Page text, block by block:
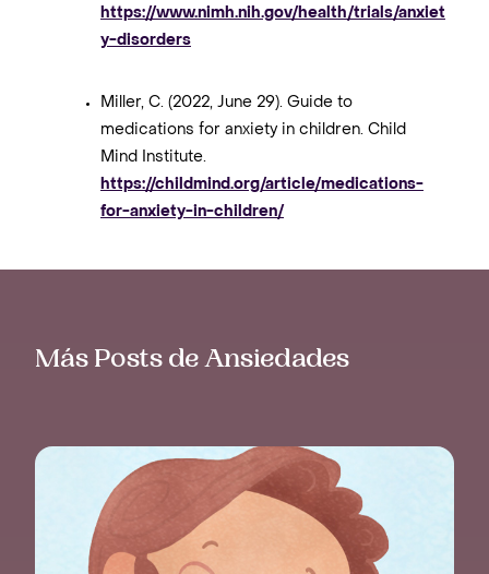
https://www.nimh.nih.gov/health/trials/anxiet
y-disorders
Miller, C. (2022, June 29). Guide to
medications for anxiety in children. Child
Mind Institute.
https://childmind.org/article/medications-
for-anxiety-in-children/
Más Posts de Ansiedades